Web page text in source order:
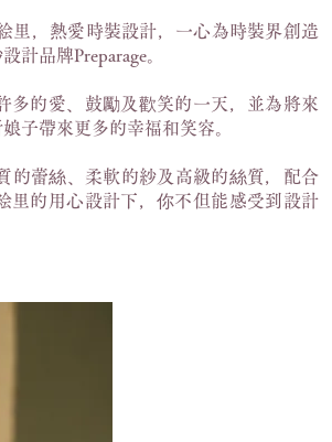
里，熱愛時裝設計，一心為時裝界創造
計品牌Preparage。
多的愛、鼓勵及歡笑的一天，並為將來
子帶來更多的幸福和笑容。
的蕾絲、柔軟的紗及高級的絲質，配合
里的用心設計下，你不但能感受到設計